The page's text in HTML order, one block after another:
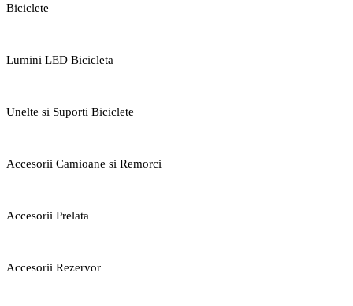
Biciclete
Lumini LED Bicicleta
Unelte si Suporti Biciclete
Accesorii Camioane si Remorci
Accesorii Prelata
Accesorii Rezervor